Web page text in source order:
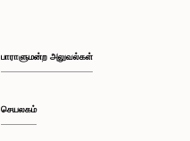
பாராளுமன்ற அலுவல்கள்
செயலகம்